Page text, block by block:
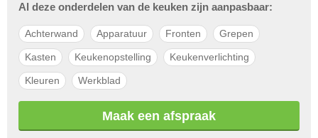
Al deze onderdelen van de keuken zijn aanpasbaar:
Achterwand Apparatuur Fronten Grepen
Kasten Keukenopstelling Keukenverlichting
Kleuren Werkblad
Maak een afspraak